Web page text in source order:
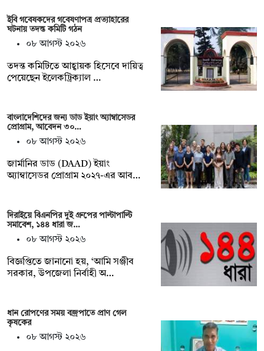
ইবি গবেষকদের গবেষণাপত্র প্রত্যাহারের
ঘটনায় তদন্ত কমিটি গঠন
০৮ আগস্ট ২০২৬
তদন্ত কমিটিতে আহ্বায়ক হিসেবে দায়িত্ব
পেয়েছেন ইলেকট্রিক্যাল …
বাংলাদেশিদের জন্য ডাড ইয়াং অ্যাম্বাসেডর
প্রোগ্রাম, আবেদন ৩০…
০৮ আগস্ট ২০২৬
জার্মানির ডাড (DAAD) ইয়াং
অ্যাম্বাসেডর প্রোগ্রাম ২০২৭-এর আব…
দিরাইয়ে বিএনপির দুই গ্রুপের পাল্টাপাল্টি
সমাবেশ, ১৪৪ ধারা জ…
০৮ আগস্ট ২০২৬
বিজ্ঞপ্তিতে জানানো হয়, ‘আমি সঞ্জীব
সরকার, উপজেলা নির্বাহী অ…
ধান রোপণের সময় বজ্রপাতে প্রাণ গেল
কৃষকের
০৮ আগস্ট ২০২৬